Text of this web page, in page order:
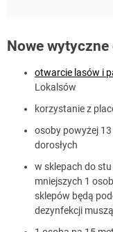
Nowe wytyczne
otwarcie lasów i
Lokalsów
korzystanie z
osoby powyżej
dorosłych
w sklepach do
mniejszych 1
sklepów będą
dezynfekcji